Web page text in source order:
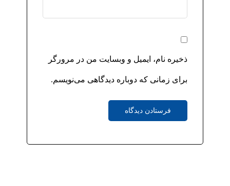
ذخیره نام، ایمیل و وبسایت من در مرورگر
برای زمانی که دوباره دیدگاهی می‌نویسم.